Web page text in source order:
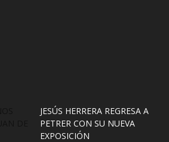
JESÚS HERRERA REGRESA A
PETRER CON SU NUEVA
EXPOSICIÓN